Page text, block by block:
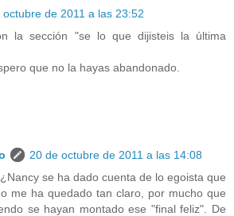
octubre de 2011 a las 23:52
la sección "se lo que dijisteis la última
que no la hayas abandonado.
20 de octubre de 2011 a las 14:08
se ha dado cuenta de lo egoista que
me ha quedado tan claro, por mucho que
se hayan montado ese "final feliz". De